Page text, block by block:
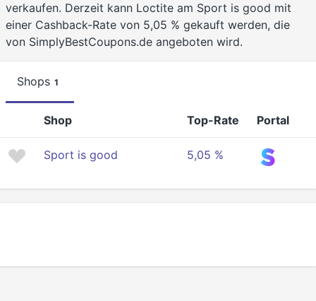
verkaufen. Derzeit kann Loctite am Sport is good mit
einer Cashback-Rate von 5,05 % gekauft werden, die
von SimplyBestCoupons.de angeboten wird.
Shops 1
Shop Top-Rate Portal
Sport is good 5,05 %